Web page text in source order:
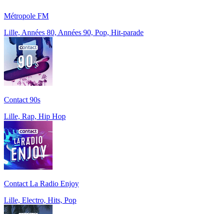
Métropole FM
Lille, Années 80, Années 90, Pop, Hit-parade
Contact 90s
Lille, Rap, Hip Hop
Contact La Radio Enjoy
Lille, Electro, Hits, Pop